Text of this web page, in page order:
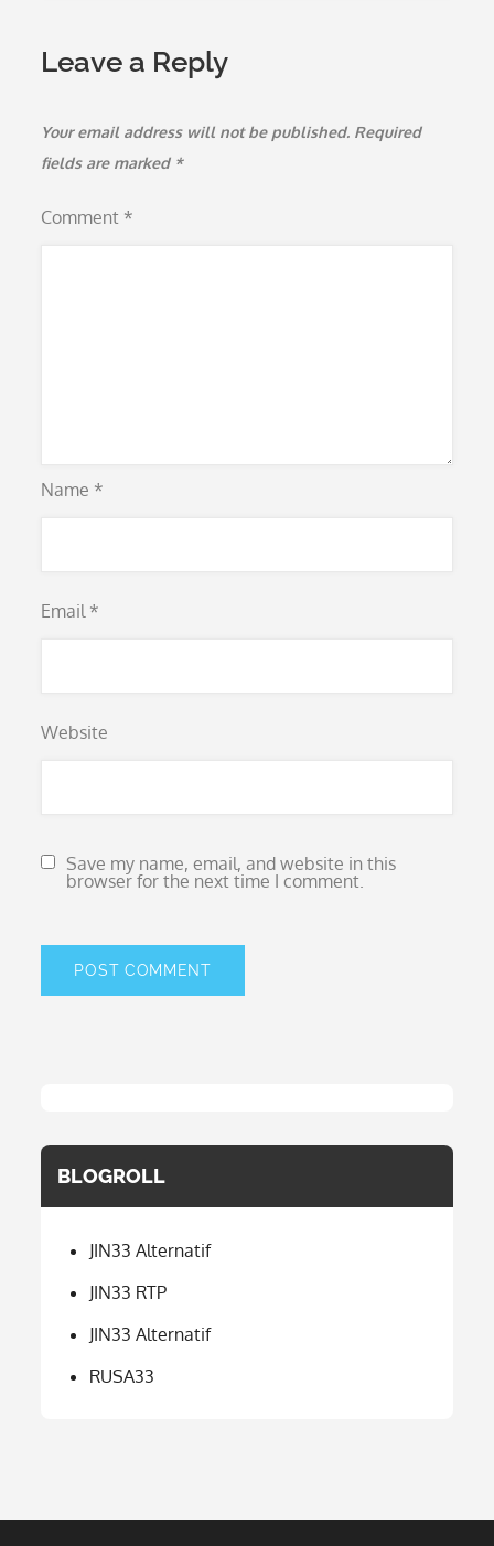
Leave a Reply
Your email address will not be published. Required
fields are marked *
Comment *
Name *
Email *
Website
Save my name, email, and website in this
browser for the next time I comment.
BLOGROLL
JIN33 Alternatif
JIN33 RTP
JIN33 Alternatif
RUSA33